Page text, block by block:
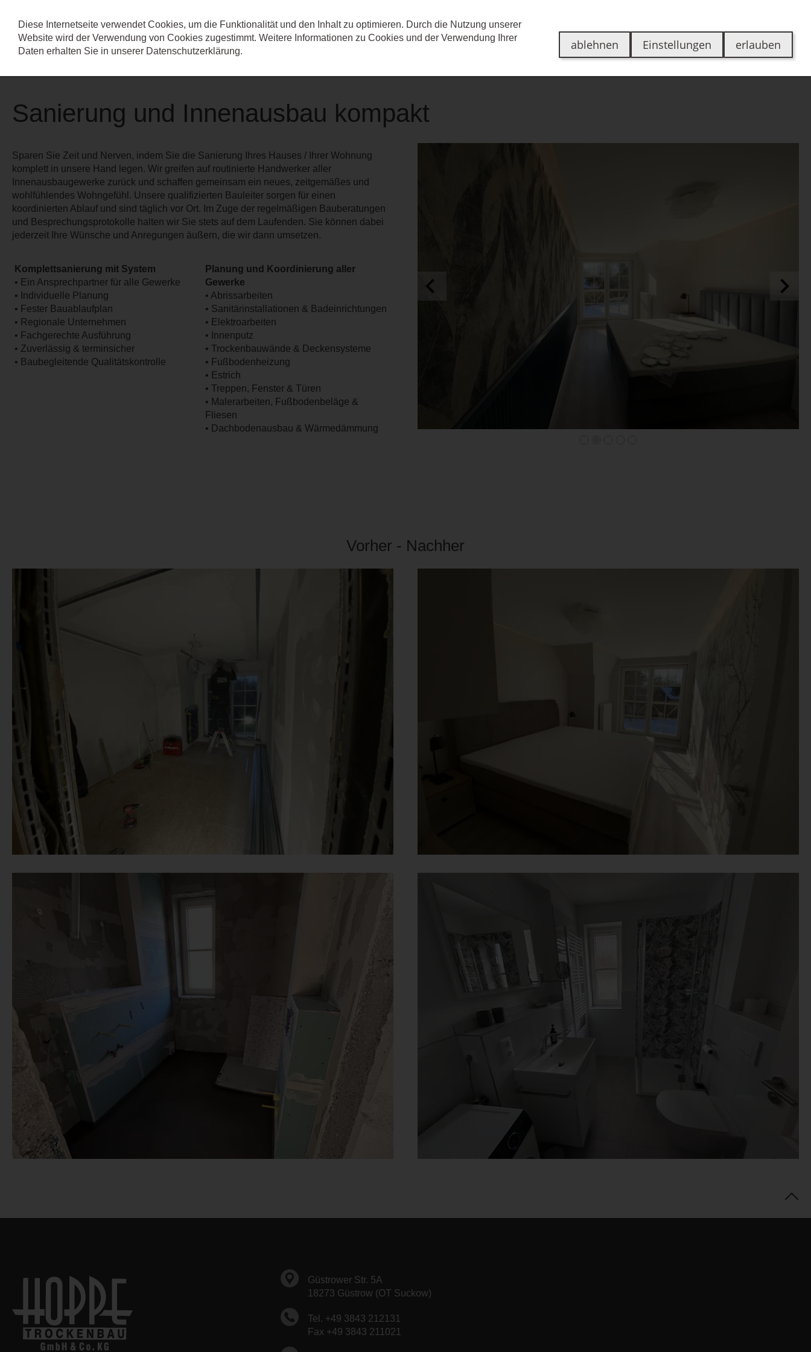
Leistungen Referenzen Über uns Jobs Kontakt Bewertungen
Sanierung und Innenausbau kompakt
Sparen Sie Zeit und Nerven, indem Sie die Sanierung Ihres Hauses / Ihrer Wohnung
komplett in unsere Hand legen. Wir greifen auf routinierte Handwerker aller
Innenausbaugewerke zurück und schaffen gemeinsam ein neues, zeitgemäßes und
wohlfühlendes Wohngefühl. Unsere qualifizierten Bauleiter sorgen für einen
koordinierten Ablauf und sind täglich vor Ort. Im Zuge der regelmäßigen Bauberatungen
und Besprechungsprotokolle halten wir Sie stets auf dem Laufenden. Sie können dabei
jederzeit Ihre Wünsche und Anregungen äußern, die wir dann umsetzen.
Komplettsanierung mit System
• Ein Ansprechpartner für alle Gewerke
• Individuelle Planung
• Fester Bauablaufplan
• Regionale Unternehmen
• Fachgerechte Ausführung
• Zuverlässig & terminsicher
• Baubegleitende Qualitätskontrolle
Planung und Koordinierung aller
Gewerke
• Abrissarbeiten
• Sanitärinstallationen & Badeinrichtungen
• Elektroarbeiten
• Innenputz
• Trockenbauwände & Deckensysteme
• Fußbodenheizung
• Estrich
• Treppen, Fenster & Türen
• Malerarbeiten, Fußbodenbeläge &
Fliesen
• Dachbodenausbau & Wärmedämmung
Vorher - Nachher
Güstrower Str. 5A
18273 Güstrow (OT Suckow)
Tel. +49 3843 212131
Fax +49 3843 211021
Diese Internetseite verwendet Cookies, um die Funktionalität und den Inhalt zu optimieren. Durch die Nutzung unserer
Website wird der Verwendung von Cookies zugestimmt. Weitere Informationen zu Cookies und der Verwendung Ihrer
Daten erhalten Sie in unserer Datenschutzerklärung. ablehnen Einstellungen erlauben